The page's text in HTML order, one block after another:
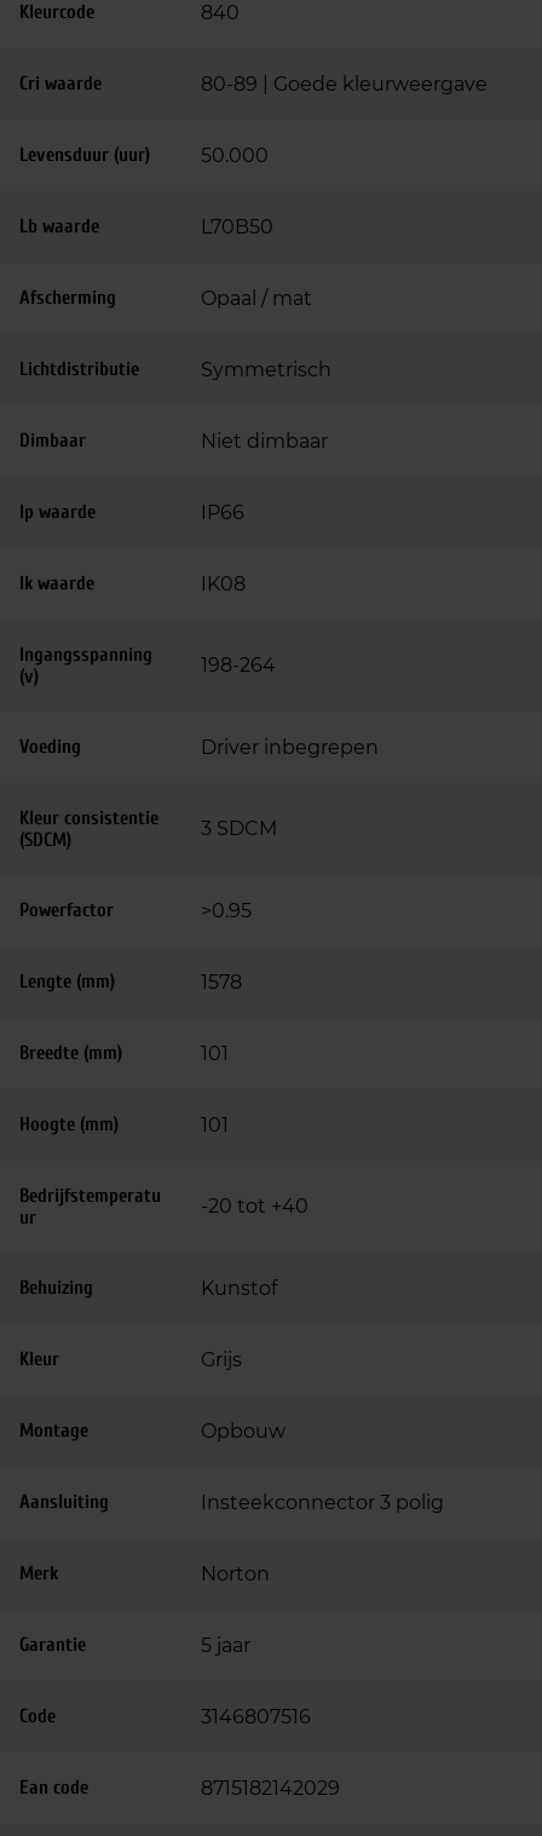
Kleurcode 840
Cri waarde 80-89 | Goede kleurweergave
Levensduur (uur) 50.000
Lb waarde L70B50
Afscherming Opaal / mat
Lichtdistributie Symmetrisch
Dimbaar Niet dimbaar
Ip waarde IP66
Ik waarde IK08
Ingangsspanning
(v)
198-264
Voeding Driver inbegrepen
Kleur consistentie
(SDCM)
3 SDCM
Powerfactor >0.95
Lengte (mm) 1578
Breedte (mm) 101
Hoogte (mm) 101
Bedrijfstemperatu
ur
-20 tot +40
Behuizing Kunstof
Kleur Grijs
Montage Opbouw
Aansluiting Insteekconnector 3 polig
Merk Norton
Garantie 5 jaar
Code 3146807516
Ean code 8715182142029